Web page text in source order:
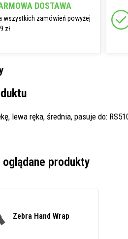
DOSTAWA
wszystkich zamówień powyżej
zł
lewa ręka, średnia, pasuje do:
produkty
Zebra Hand Wrap